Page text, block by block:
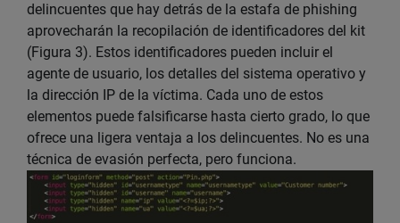
delincuentes que hay detrás de la estafa de phishing
aprovecharán la recopilación de identificadores del kit
(Figura 3). Estos identificadores pueden incluir el
agente de usuario, los detalles del sistema operativo y
la dirección IP de la víctima. Cada uno de estos
elementos puede falsificarse hasta cierto grado, lo que
ofrece una ligera ventaja a los delincuentes. No es una
técnica de evasión perfecta, pero funciona.